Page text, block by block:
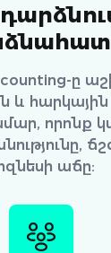
ը
և
որոնք
աճը: